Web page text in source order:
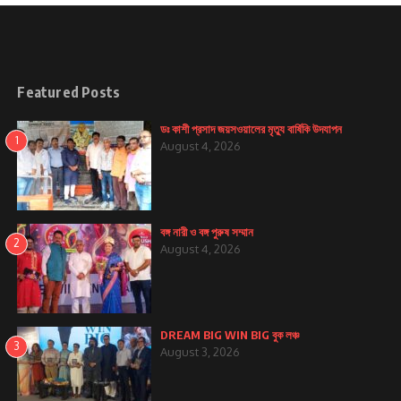
Featured Posts
1
ডঃ কাশী প্রসাদ জয়সওয়ালের মৃত্যু বার্ষিকি উদযাপন
August 4, 2026
2
বঙ্গ নারী ও বঙ্গ পুরুষ সম্মান
August 4, 2026
3
DREAM BIG WIN BIG বুক লঞ্চ
August 3, 2026